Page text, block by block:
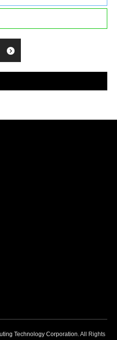
Technology Corporation. All Rights